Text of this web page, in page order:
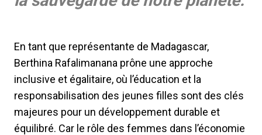
En tant que représentante de Madagascar,
Berthina Rafalimanana prône une approche
inclusive et égalitaire, où l’éducation et la
responsabilisation des jeunes filles sont des clés
majeures pour un développement durable et
équilibré. Car le rôle des femmes dans l’économie